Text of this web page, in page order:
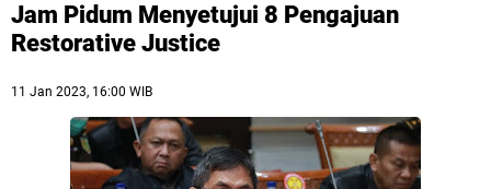
Jam Pidum Menyetujui 8 Pengajuan
Restorative Justice
11 Jan 2023, 16:00 WIB